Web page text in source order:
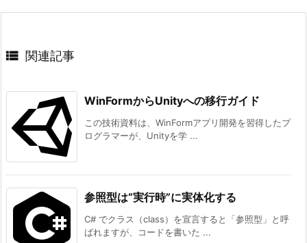
 関連記事
WinFormからUnityへの移行ガイド
この技術資料は、WinFormアプリ開発を習得したプ
ログラマーが、Unityを学 ...
参照型は“実行時”に実体化する
C# でクラス（class）を宣言すると「参照型」と呼
ばれますが、コードを書いた ...